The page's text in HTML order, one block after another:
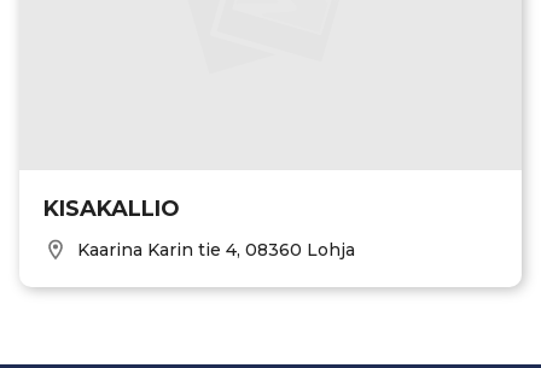
KISAKALLIO
Kaarina Karin tie 4, 08360 Lohja